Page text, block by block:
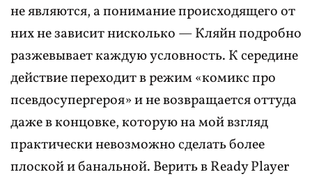
не являются, а понимание происходящего от
них не зависит нисколько — Кляйн подробно
разжевывает каждую условность. К середине
действие переходит в режим «комикс про
псевдосупергероя» и не возвращается оттуда
даже в концовке, которую на мой взгляд
практически невозможно сделать более
плоской и банальной. Верить в Ready Player